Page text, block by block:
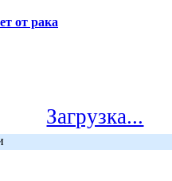
от рака
Загрузка...